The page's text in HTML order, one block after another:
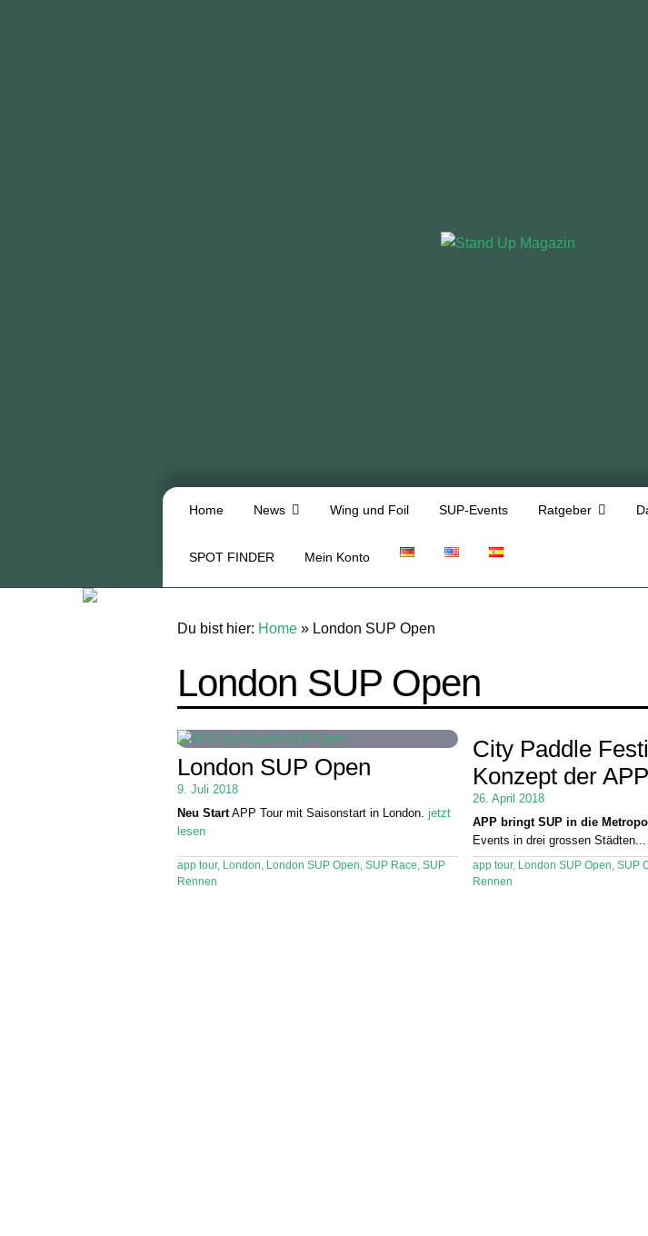
Home News Wing und Foil SUP-Events Ratgeber
SPOT FINDER Mein Konto
Du bist hier: Home » London SUP Open
London SUP Open
London SUP Open
9. Juli 2018
Neu StartAPP Tour mit Saisonstart in London.jetzt
lesen
app tour, London London SUP Open ,SUP Race ,SUP
Rennen
City Paddle
Konzept der APP
26. April 2018
APP bringt SUP in die
Events in drei grossen Städten...
app tour, London SUP Open SUP
Rennen